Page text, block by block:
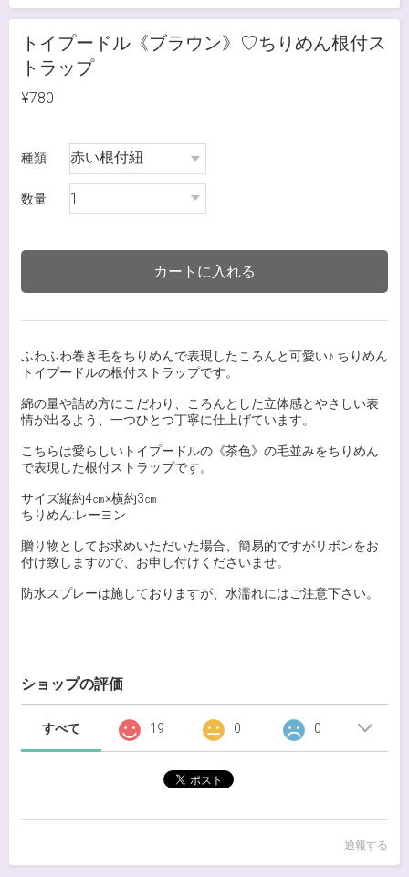
トイプードル《ブラウン》♡ちりめん根付ス
トラップ
¥780
種類
数量
カートに入れる
ふわふわ巻き毛をちりめんで表現したころんと可愛い♪ ちりめん
トイプードルの根付ストラップです。
綿の量や詰め方にこだわり、ころんとした立体感とやさしい表
情が出るよう、一つひとつ丁寧に仕上げています。
こちらは愛らしいトイプードルの《茶色》の毛並みをちりめん
で表現した根付ストラップです。
サイズ縦約4㎝×横約3㎝
ちりめん:レーヨン
贈り物としてお求めいただいた場合、簡易的ですがリボンをお
付け致しますので、お申し付けくださいませ。
防水スプレーは施しておりますが、水濡れにはご注意下さい。
ショップの評価
すべて 19 0 0
通報する